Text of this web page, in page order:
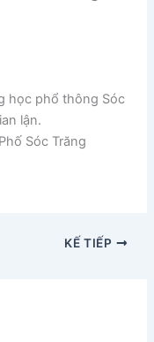
học phổ thông Sóc
lận.
Sóc Trăng
KẾ TIẾP